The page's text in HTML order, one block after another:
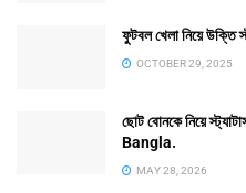
ফুটবল খেলা নিয়ে উক্তি
OCTOBER 29, 2025
ছোট বোনকে নিয়ে
Bangla.
MAY 28, 2026